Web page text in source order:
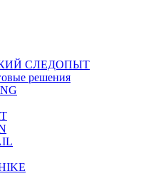
СЛЕДОПЫТ
решения